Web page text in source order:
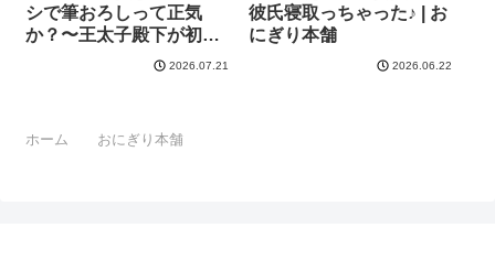
シで筆おろしって正気
か？〜王太子殿下が初め
ての相手に選んだのは不
2026.07.21
彼氏寝取っちゃった♪ | お
にぎり本舗
2026.06.22
ホーム おにぎり本舗